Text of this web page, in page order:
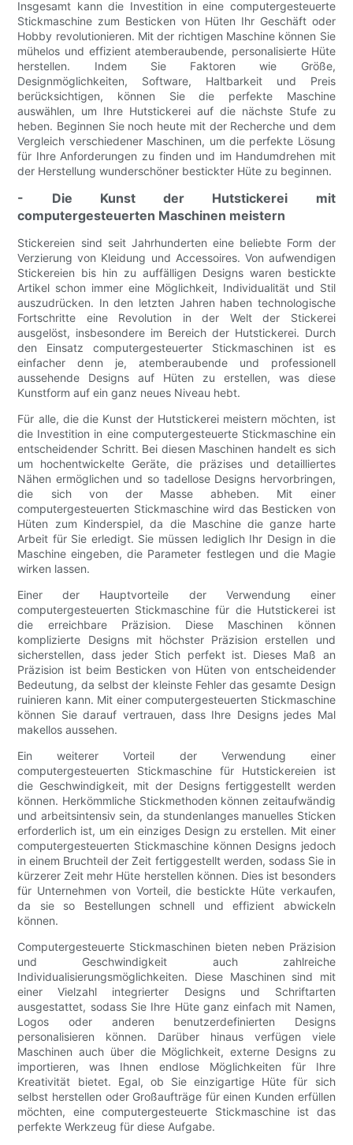
Insgesamt kann die Investition in eine computergesteuerte
Stickmaschine zum Besticken von Hüten Ihr Geschäft oder
Hobby revolutionieren. Mit der richtigen Maschine können Sie
mühelos und effizient atemberaubende, personalisierte Hüte
herstellen. Indem Sie Faktoren wie Größe,
Designmöglichkeiten, Software, Haltbarkeit und Preis
berücksichtigen, können Sie die perfekte Maschine
auswählen, um Ihre Hutstickerei auf die nächste Stufe zu
heben. Beginnen Sie noch heute mit der Recherche und dem
Vergleich verschiedener Maschinen, um die perfekte Lösung
für Ihre Anforderungen zu finden und im Handumdrehen mit
der Herstellung wunderschöner bestickter Hüte zu beginnen.
- Die Kunst der Hutstickerei mit
computergesteuerten Maschinen meistern
Stickereien sind seit Jahrhunderten eine beliebte Form der
Verzierung von Kleidung und Accessoires. Von aufwendigen
Stickereien bis hin zu auffälligen Designs waren bestickte
Artikel schon immer eine Möglichkeit, Individualität und Stil
auszudrücken. In den letzten Jahren haben technologische
Fortschritte eine Revolution in der Welt der Stickerei
ausgelöst, insbesondere im Bereich der Hutstickerei. Durch
den Einsatz computergesteuerter Stickmaschinen ist es
einfacher denn je, atemberaubende und professionell
aussehende Designs auf Hüten zu erstellen, was diese
Kunstform auf ein ganz neues Niveau hebt.
Für alle, die die Kunst der Hutstickerei meistern möchten, ist
die Investition in eine computergesteuerte Stickmaschine ein
entscheidender Schritt. Bei diesen Maschinen handelt es sich
um hochentwickelte Geräte, die präzises und detailliertes
Nähen ermöglichen und so tadellose Designs hervorbringen,
die sich von der Masse abheben. Mit einer
computergesteuerten Stickmaschine wird das Besticken von
Hüten zum Kinderspiel, da die Maschine die ganze harte
Arbeit für Sie erledigt. Sie müssen lediglich Ihr Design in die
Maschine eingeben, die Parameter festlegen und die Magie
wirken lassen.
Einer der Hauptvorteile der Verwendung einer
computergesteuerten Stickmaschine für die Hutstickerei ist
die erreichbare Präzision. Diese Maschinen können
komplizierte Designs mit höchster Präzision erstellen und
sicherstellen, dass jeder Stich perfekt ist. Dieses Maß an
Präzision ist beim Besticken von Hüten von entscheidender
Bedeutung, da selbst der kleinste Fehler das gesamte Design
ruinieren kann. Mit einer computergesteuerten Stickmaschine
können Sie darauf vertrauen, dass Ihre Designs jedes Mal
makellos aussehen.
Ein weiterer Vorteil der Verwendung einer
computergesteuerten Stickmaschine für Hutstickereien ist
die Geschwindigkeit, mit der Designs fertiggestellt werden
können. Herkömmliche Stickmethoden können zeitaufwändig
und arbeitsintensiv sein, da stundenlanges manuelles Sticken
erforderlich ist, um ein einziges Design zu erstellen. Mit einer
computergesteuerten Stickmaschine können Designs jedoch
in einem Bruchteil der Zeit fertiggestellt werden, sodass Sie in
kürzerer Zeit mehr Hüte herstellen können. Dies ist besonders
für Unternehmen von Vorteil, die bestickte Hüte verkaufen,
da sie so Bestellungen schnell und effizient abwickeln
können.
Computergesteuerte Stickmaschinen bieten neben Präzision
und Geschwindigkeit auch zahlreiche
Individualisierungsmöglichkeiten. Diese Maschinen sind mit
einer Vielzahl integrierter Designs und Schriftarten
ausgestattet, sodass Sie Ihre Hüte ganz einfach mit Namen,
Logos oder anderen benutzerdefinierten Designs
personalisieren können. Darüber hinaus verfügen viele
Maschinen auch über die Möglichkeit, externe Designs zu
importieren, was Ihnen endlose Möglichkeiten für Ihre
Kreativität bietet. Egal, ob Sie einzigartige Hüte für sich
selbst herstellen oder Großaufträge für einen Kunden erfüllen
möchten, eine computergesteuerte Stickmaschine ist das
perfekte Werkzeug für diese Aufgabe.